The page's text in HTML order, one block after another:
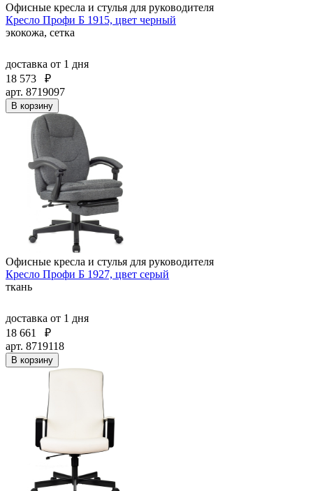
Офисные кресла и стулья для руководителя
Кресло Профи Б 1915, цвет черный
экокожа, сетка
доставка от 1 дня
18 573
₽
арт. 8719097
В корзину
Офисные кресла и стулья для руководителя
Кресло Профи Б 1927, цвет серый
ткань
доставка от 1 дня
18 661
₽
арт. 8719118
В корзину